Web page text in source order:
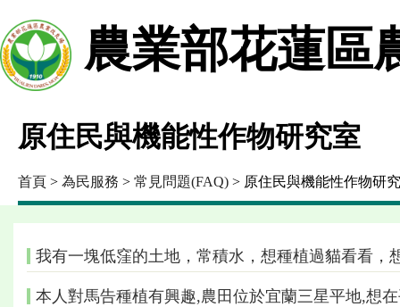
農業部花蓮區
原住民與機能性作物研究室
首頁 > 為民服務 > 常見問題(FAQ) > 原住民與機能性作物研
我有一塊低窪的土地，常積水，想種植過貓看看，
本人對馬告種植有興趣,農田位於宜蘭三星平地,想